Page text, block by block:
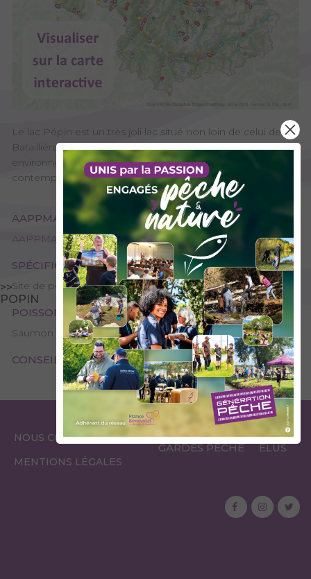
>>
POPIN
Le lac Pépin est un très joli lac situé non loin de celui des
Bataillières. Perché au sommet de la montagne, dans un
environnement très minéral, c'est un lac impressionnant à
contempler et agréable à pêcher.
AAPPMA GESTIONNAIRE
AAPPMA de Modane - La Gaule Mauriennaise
SPÉCIFICITÉS
Site de pêche - 1ère catégorie
POISSONS PRÉSENTS
Saumon de fontaine, Cristivomer
CONSEILS DE PÊCHE
NOUS CONTACTER
MENTIONS LÉGALES
ESPACE
GARDES PÊCHE
ESPACE
ÉLUS